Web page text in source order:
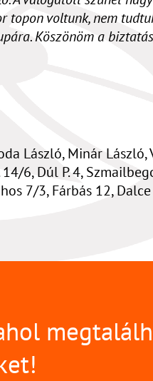
topon voltunk, nem
Köszönöm a
László, Minár László,
6, Dúl P. 4,
7/3, Fárbás 12,